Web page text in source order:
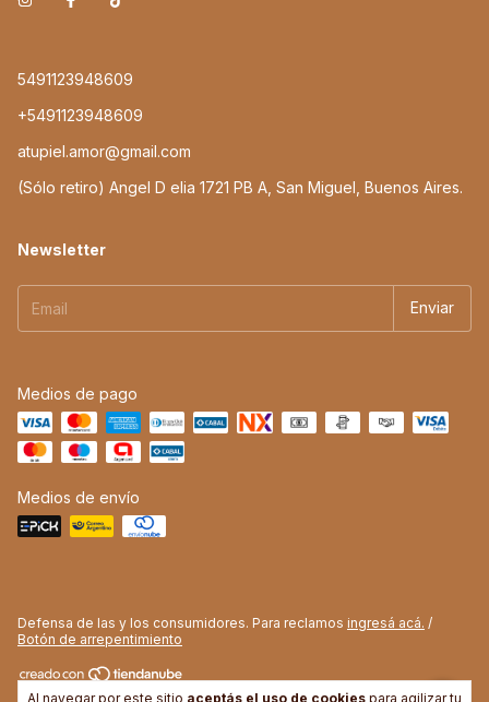
Al navegar por este sitio aceptás el uso de cookies para agilizar tu
5491123948609
+5491123948609
atupiel.amor@gmail.com
(Sólo retiro) Angel D elia 1721 PB A, San Miguel, Buenos Aires.
Newsletter
Medios de pago
Medios de envío
Defensa de las y los consumidores. Para reclamos ingresá acá. /
Botón de arrepentimiento